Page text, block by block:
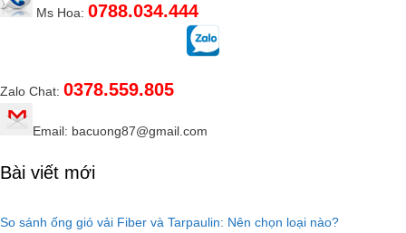
Ms Hoa: 0788.034.444
Zalo Chat: 0378.559.805
Email: bacuong87@gmail.com
Bài viết mới
So sánh ống gió vải Fiber và Tarpaulin: Nên chọn loại nào?